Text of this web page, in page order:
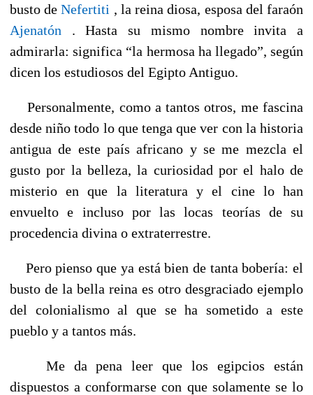
busto deNefertiti , la reina diosa, esposa del faraón
Ajenatón . Hasta su mismo nombre invita a
admirarla: significa “la hermosa ha llegado”, según
dicen los estudiosos del Egipto Antiguo.
Personalmente, como a tantos otros, me fascina
desde niño todo lo que tenga que ver con la historia
antigua de este país africano y se me mezcla el
gusto por la belleza, la curiosidad por el halo de
misterio en que la literatura y el cine lo han
envuelto e incluso por las locas teorías de su
procedencia divina o extraterrestre.
Pero pienso que ya está bien de tanta bobería: el
busto de la bella reina es otro desgraciado ejemplo
del colonialismo al que se ha sometido a este
pueblo y a tantos más.
Me da pena leer que los egipcios están
dispuestos a conformarse con que solamente se lo